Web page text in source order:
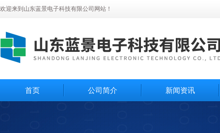
欢迎来到山东蓝景电子科技有限公司网站！
首页 公司简介 新闻资讯